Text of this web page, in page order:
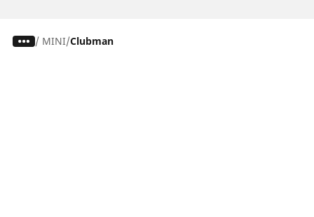
/ MINI Clubman